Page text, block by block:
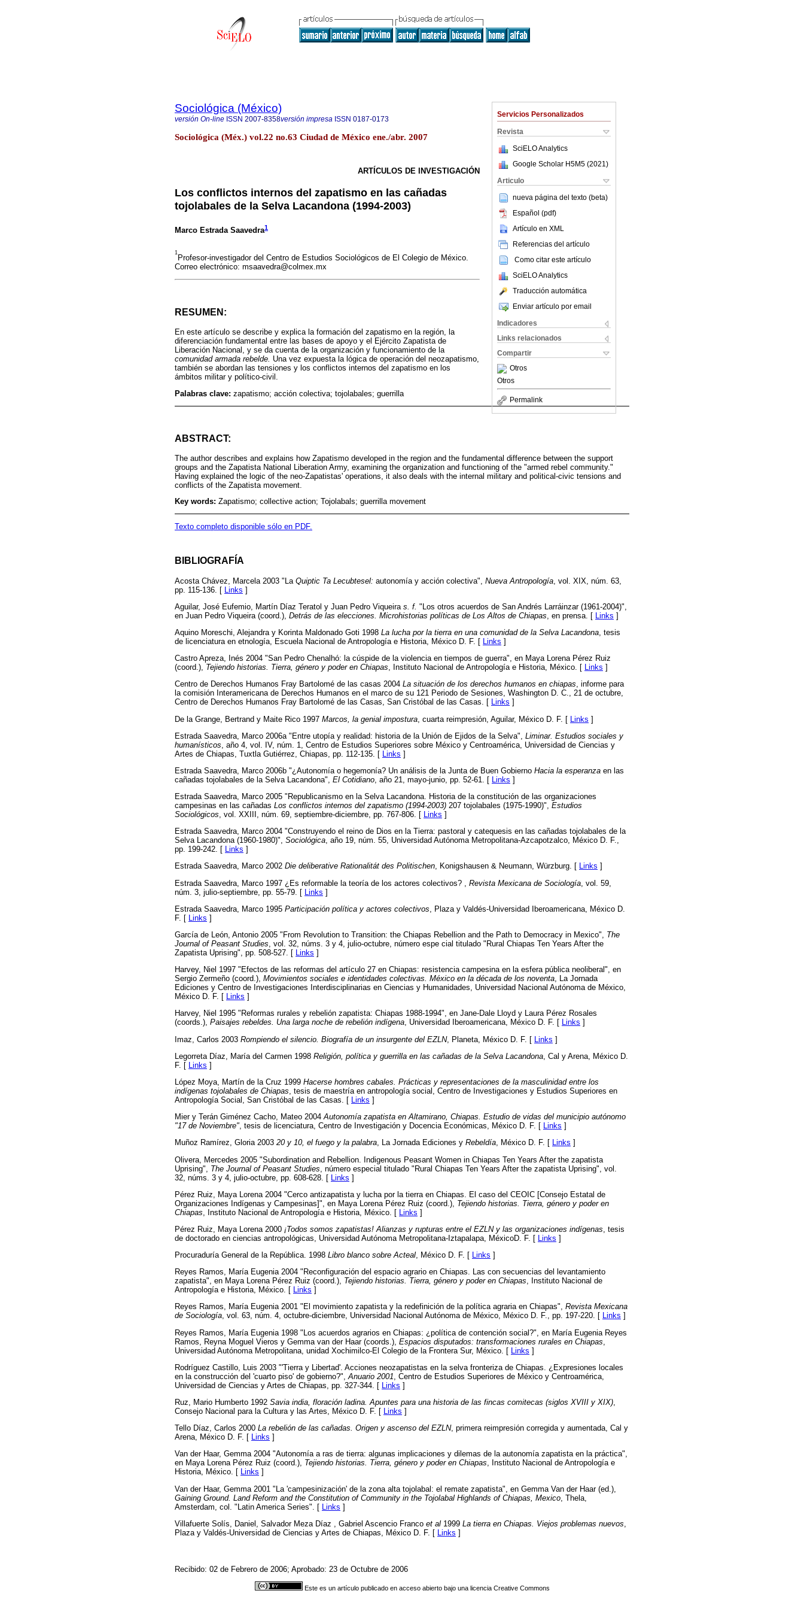
Servicios Personalizados
Revista
SciELO Analytics
Google Scholar H5M5 (2021 )
Articulo
nueva página del texto (beta)
Español (pdf)
Artículo en XML
Referencias del artículo
Como citar este artículo
SciELO Analytics
Traducción automática
Enviar artículo por email
Indicadores
Links relacionados
Compartir
Otros
Otros
Permalink
Sociológica (México)
versión On-line ISSN 2007-8358versión impresa ISSN 0187-0173
Sociológica (Méx.) vol.22 no.63 Ciudad de México ene./abr. 2007
ARTÍCULOS DE INVESTIGACIÓN
Los conflictos internos del zapatismo en las cañadas
tojolabales de la Selva Lacandona (1994-2003)
Marco Estrada Saavedra1
1
Profesor-investigador del Centro de Estudios Sociológicos de El Colegio de México.
Correo electrónico: msaavedra@colmex.mx
RESUMEN:
En este artículo se describe y explica la formación del zapatismo en la región, la
diferenciación fundamental entre las bases de apoyo y el Ejército Zapatista de
Liberación Nacional, y se da cuenta de la organización y funcionamiento de la
comunidad armada rebelde. Una vez expuesta la lógica de operación del neozapatismo,
también se abordan las tensiones y los conflictos internos del zapatismo en los
ámbitos militar y político-civil.
Palabras clave: zapatismo; acción colectiva; tojolabales; guerrilla
ABSTRACT:
The author describes and explains how Zapatismo developed in the region and the fundamental difference between the support
groups and the Zapatista National Liberation Army, examining the organization and functioning of the "armed rebel community."
Having explained the logic of the neo-Zapatistas' operations, it also deals with the internal military and political-civic tensions and
conflicts of the Zapatista movement.
Key words: Zapatismo; collective action; Tojolabals; guerrilla movement
Texto completo disponible sólo en PDF.
BIBLIOGRAFÍA
Acosta Chávez, Marcela 2003 "La Quiptic Ta Lecubtesel: autonomía y acción colectiva", Nueva Antropología , vol. XIX, núm. 63,
pp. 115-136. [ Links ]
Aguilar, José Eufemio, Martín Díaz Teratol y Juan Pedro Viqueira s. f. "Los otros acuerdos de San Andrés Larráinzar (1961-2004)",
en Juan Pedro Viqueira (coord.), Detrás de las elecciones. Microhistorias políticas de Los Altos de Chiapas , en prensa. [ Links ]
Aquino Moreschi, Alejandra y Korinta Maldonado Goti 1998 La lucha por la tierra en una comunidad de la Selva Lacandona , tesis
de licenciatura en etnología, Escuela Nacional de Antropología e Historia, México D. F. [
Links ]
Castro Apreza, Inés 2004 "San Pedro Chenalhó: la cúspide de la violencia en tiempos de guerra", en Maya Lorena Pérez Ruiz
(coord.), Tejiendo historias. Tierra, género y poder en Chiapas, Instituto Nacional de Antropología e Historia, México. [ Links ]
Centro de Derechos Humanos Fray Bartolomé de las casas 2004 La situación de los derechos humanos en chiapas, informe para
la comisión Interamericana de Derechos Humanos en el marco de su 121 Periodo de Sesiones, Washington D. C., 21 de octubre,
Centro de Derechos Humanos Fray Bartolomé de las Casas, San Cristóbal de las Casas. [ Links ]
De la Grange, Bertrand y Maite Rico 1997 Marcos, la genial impostura , cuarta reimpresión, Aguilar, México D. F. [ Links ]
Estrada Saavedra, Marco 2006a "Entre utopía y realidad: historia de la Unión de Ejidos de la Selva", Liminar. Estudios sociales y
humanísticos , año 4, vol. IV, núm. 1, Centro de Estudios Superiores sobre México y Centroamérica, Universidad de Ciencias y
Artes de Chiapas, Tuxtla Gutiérrez, Chiapas, pp. 112-135. [ Links ]
Estrada Saavedra, Marco 2006b "¿Autonomía o hegemonía? Un análisis de la Junta de Buen Gobierno Hacia la esperanza en las
cañadas tojolabales de la Selva Lacandona", El Cotidiano , año 21, mayo-junio, pp. 52-61. [ Links ]
Estrada Saavedra, Marco 2005 "Republicanismo en la Selva Lacandona. Historia de la constitución de las organizaciones
campesinas en las cañadas Los conflictos internos del zapatismo (1994-2003) 207 tojolabales (1975-1990)", Estudios
Sociológicos, vol. XXIII, núm. 69, septiembre-diciembre, pp. 767-806. [ Links ]
Estrada Saavedra, Marco 2004 "Construyendo el reino de Dios en la Tierra: pastoral y catequesis en las cañadas tojolabales de la
Selva Lacandona (1960-1980)", Sociológica, año 19, núm. 55, Universidad Autónoma Metropolitana-Azcapotzalco, México D. F.,
pp. 199-242. [ Links ]
Estrada Saavedra, Marco 2002 Die deliberative Rationalitát des Politischen, Konigshausen & Neumann, Würzburg. [ Links ]
Estrada Saavedra, Marco 1997 ¿Es reformable la teoría de los actores colectivos? , Revista Mexicana de Sociología , vol. 59,
núm. 3, julio-septiembre, pp. 55-79. [ Links ]
Estrada Saavedra, Marco 1995 Participación política y actores colectivos , Plaza y Valdés-Universidad Iberoamericana, México D.
F. [
Links ]
García de León, Antonio 2005 "From Revolution to Transition: the Chiapas Rebellion and the Path to Democracy in Mexico", The
Journal of Peasant Studies, vol. 32, núms. 3 y 4, julio-octubre, número espe cial titulado "Rural Chiapas Ten Years After the
Zapatista Uprising", pp. 508-527. [ Links ]
Harvey, Niel 1997 "Efectos de las reformas del artículo 27 en Chiapas: resistencia campesina en la esfera pública neoliberal", en
Sergio Zermeño (coord.), Movimientos sociales e identidades colectivas. México en la década de los noventa, La Jornada
Ediciones y Centro de Investigaciones Interdisciplinarias en Ciencias y Humanidades, Universidad Nacional Autónoma de México,
México D. F. [ Links ]
Harvey, Niel 1995 "Reformas rurales y rebelión zapatista: Chiapas 1988-1994", en Jane-Dale Lloyd y Laura Pérez Rosales
(coords.), Paisajes rebeldes. Una larga noche de rebelión indígena, Universidad Iberoamericana, México D. F. [ Links ]
Imaz, Carlos 2003 Rompiendo el silencio. Biografía de un insurgente del EZLN, Planeta, México D. F. [ Links ]
Legorreta Díaz, María del Carmen 1998 Religión, política y guerrilla en las cañadas de la Selva Lacandona , Cal y Arena, México D.
F. [
Links ]
López Moya, Martín de la Cruz 1999 Hacerse hombres cabales. Prácticas y representaciones de la masculinidad entre los
indígenas tojolabales de Chiapas , tesis de maestría en antropología social, Centro de Investigaciones y Estudios Superiores en
Antropología Social, San Cristóbal de las Casas. [
Links ]
Mier y Terán Giménez Cacho, Mateo 2004Autonomía zapatista en Altamirano, Chiapas. Estudio de vidas del municipio autónomo
"17 de Noviembre", tesis de licenciatura, Centro de Investigación y Docencia Económicas, México D. F. [ Links ]
Muñoz Ramírez, Gloria 2003 20 y 10, el fuego y la palabra, La Jornada Ediciones y Rebeldía, México D. F. [ Links ]
Olivera, Mercedes 2005 "Subordination and Rebellion. Indigenous Peasant Women in Chiapas Ten Years After the zapatista
Uprising", The Journal of Peasant Studies , número especial titulado "Rural Chiapas Ten Years After the zapatista Uprising", vol.
32, núms. 3 y 4, julio-octubre, pp. 608-628. [ Links ]
Pérez Ruiz, Maya Lorena 2004 "Cerco antizapatista y lucha por la tierra en Chiapas. El caso del CEOIC [Consejo Estatal de
Organizaciones Indígenas y Campesinas]", en Maya Lorena Pérez Ruiz (coord.), Tejiendo historias. Tierra, género y poder en
Chiapas , Instituto Nacional de Antropología e Historia, México. [ Links ]
Pérez Ruiz, Maya Lorena 2000 ¡Todos somos zapatistas! Alianzas y rupturas entre el EZLN y las organizaciones indígenas , tesis
de doctorado en ciencias antropológicas, Universidad Autónoma Metropolitana-Iztapalapa, MéxicoD. F. [
Links ]
Procuraduría General de la República. 1998 Libro blanco sobre Acteal, México D. F. [ Links ]
Reyes Ramos, María Eugenia 2004 "Reconfiguración del espacio agrario en Chiapas. Las con secuencias del levantamiento
zapatista", en Maya Lorena Pérez Ruiz (coord.), Tejiendo historias. Tierra, género y poder en Chiapas, Instituto Nacional de
Antropología e Historia, México. [ Links ]
Reyes Ramos, María Eugenia 2001 "El movimiento zapatista y la redefinición de la política agraria en Chiapas", Revista Mexicana
de Sociología, vol. 63, núm. 4, octubre-diciembre, Universidad Nacional Autónoma de México, México D. F., pp. 197-220. [ Links ]
Reyes Ramos, María Eugenia 1998 "Los acuerdos agrarios en Chiapas: ¿política de contención social?", en María Eugenia Reyes
Ramos, Reyna Moguel Vieros y Gemma van der Haar (coords.), Espacios disputados: transformaciones rurales en Chiapas
Universidad Autónoma Metropolitana, unidad Xochimilco-El Colegio de la Frontera Sur, México. [ Links ]
Rodríguez Castillo, Luis 2003 "'Tierra y Libertad'. Acciones neozapatistas en la selva fronteriza de Chiapas. ¿Expresiones locales
en la construcción del 'cuarto piso' de gobierno?", Anuario 2001 , Centro de Estudios Superiores de México y Centroamérica,
Universidad de Ciencias y Artes de Chiapas, pp. 327-344. [
Links ]
Ruz, Mario Humberto 1992 Savia india, floración ladina. Apuntes para una historia de las fincas comitecas (siglos XVIII y XIX),
Consejo Nacional para la Cultura y las Artes, México D. F. [ Links ]
Tello Díaz, Carlos 2000 La rebelión de las cañadas. Origen y ascenso del EZLN, primera reimpresión corregida y aumentada, Cal y
Arena, México D. F. [ Links ]
Van der Haar, Gemma 2004 "Autonomía a ras de tierra: algunas implicaciones y dilemas de la autonomía zapatista en la práctica",
en Maya Lorena Pérez Ruiz (coord.), Tejiendo historias. Tierra, género y poder en Chiapas, Instituto Nacional de Antropología e
Historia, México. [ Links ]
Van der Haar, Gemma 2001 "La 'campesinización' de la zona alta tojolabal: el remate zapatista", en Gemma Van der Haar (ed.),
Gaining Ground. Land Reform and the Constitution of Community in the Tojolabal Highlands of Chiapas, Mexico , Thela,
Amsterdam, col. "Latin America Series". [ Links ]
Villafuerte Solís, Daniel, Salvador Meza Díaz , Gabriel Ascencio Franco et al 1999 La tierra en Chiapas. Viejos problemas nuevos
Plaza y Valdés-Universidad de Ciencias y Artes de Chiapas, México D. F. [
Links ]
Recibido: 02 de Febrero de 2006; Aprobado: 23 de Octubre de 2006
Este es un artículo publicado en acceso abierto bajo una licencia Creative Commons